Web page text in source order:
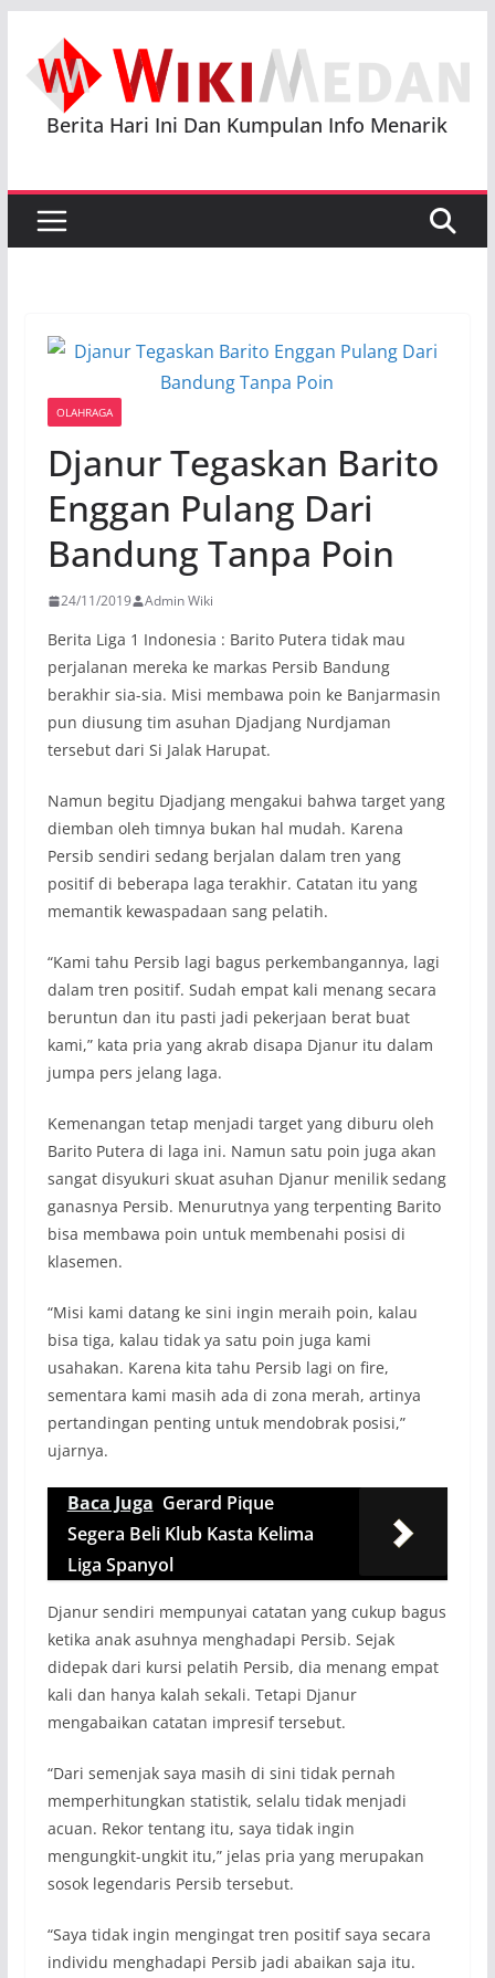
content
Berita Hari Ini Dan Kumpulan Info Menarik
OLAHRAGA
Djanur Tegaskan Barito
Enggan Pulang Dari
Bandung Tanpa Poin
24/11/2019 Admin Wiki
Berita Liga 1 Indonesia : Barito Putera tidak mau
perjalanan mereka ke markas Persib Bandung
berakhir sia-sia. Misi membawa poin ke Banjarmasin
pun diusung tim asuhan Djadjang Nurdjaman
tersebut dari Si Jalak Harupat.
Namun begitu Djadjang mengakui bahwa target yang
diemban oleh timnya bukan hal mudah. Karena
Persib sendiri sedang berjalan dalam tren yang
positif di beberapa laga terakhir. Catatan itu yang
memantik kewaspadaan sang pelatih.
“Kami tahu Persib lagi bagus perkembangannya, lagi
dalam tren positif. Sudah empat kali menang secara
beruntun dan itu pasti jadi pekerjaan berat buat
kami,” kata pria yang akrab disapa Djanur itu dalam
jumpa pers jelang laga.
Kemenangan tetap menjadi target yang diburu oleh
Barito Putera di laga ini. Namun satu poin juga akan
sangat disyukuri skuat asuhan Djanur menilik sedang
ganasnya Persib. Menurutnya yang terpenting Barito
bisa membawa poin untuk membenahi posisi di
klasemen.
“Misi kami datang ke sini ingin meraih poin, kalau
bisa tiga, kalau tidak ya satu poin juga kami
usahakan. Karena kita tahu Persib lagi on fire,
sementara kami masih ada di zona merah, artinya
pertandingan penting untuk mendobrak posisi,”
ujarnya.
Baca Juga Gerard Pique
Segera Beli Klub Kasta Kelima
Liga Spanyol
Djanur sendiri mempunyai catatan yang cukup bagus
ketika anak asuhnya menghadapi Persib. Sejak
didepak dari kursi pelatih Persib, dia menang empat
kali dan hanya kalah sekali. Tetapi Djanur
mengabaikan catatan impresif tersebut.
“Dari semenjak saya masih di sini tidak pernah
memperhitungkan statistik, selalu tidak menjadi
acuan. Rekor tentang itu, saya tidak ingin
mengungkit-ungkit itu,” jelas pria yang merupakan
sosok legendaris Persib tersebut.
“Saya tidak ingin mengingat tren positif saya secara
individu menghadapi Persib jadi abaikan saja itu.